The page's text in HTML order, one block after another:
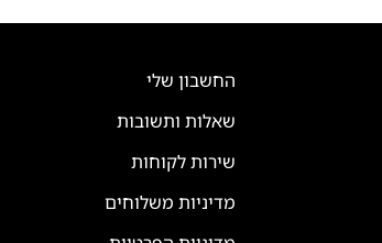
החשבון שלי
שאלות ותשובות
שירות לקוחות
מדיניות משלוחים